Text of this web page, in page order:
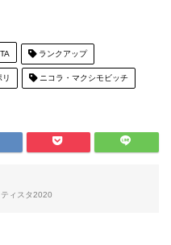
ランクアップ
ニコラ・マクシモビッチ
ィスタ2020